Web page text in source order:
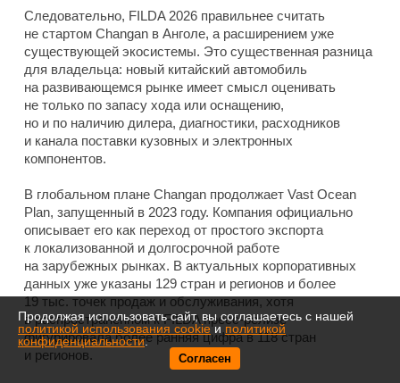
Следовательно, FILDA 2026 правильнее считать
не стартом Changan в Анголе, а расширением уже
существующей экосистемы. Это существенная разница
для владельца: новый китайский автомобиль
на развивающемся рынке имеет смысл оценивать
не только по запасу хода или оснащению,
но и по наличию дилера, диагностики, расходников
и канала поставки кузовных и электронных
компонентов.
В глобальном плане Changan продолжает Vast Ocean
Plan, запущенный в 2023 году. Компания официально
описывает его как переход от простого экспорта
к локализованной и долгосрочной работе
на зарубежных рынках. В актуальных корпоративных
данных уже указаны 129 стран и регионов и более
19 тыс. точек продаж и обслуживания, хотя
в распространенном к FILDA пресс-релизе
фигурировала более ранняя цифра в 118 стран
и регионов.
Продолжая использовать сайт, вы соглашаетесь с нашей
политикой использования cookieиполитикой
конфиденциальности.
Согласен